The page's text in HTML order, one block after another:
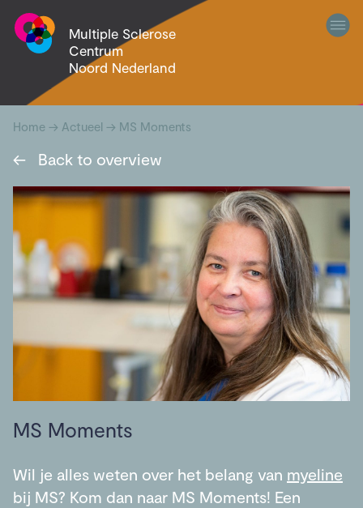
Multiple Sclerose
Centrum
Noord Nederland
Home → Actueel → MS Moments
← Back to overview
MS Moments
Wil je alles weten over het belang van myeline
bij MS? Kom dan naar MS Moments! Een